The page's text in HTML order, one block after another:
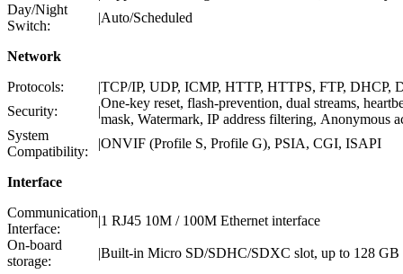
Day/Night
Switch:
|Auto/Scheduled
Network
Protocols:
|TCP/IP, UDP, ICMP, HTTP, HTTPS, FTP, DHCP,
Security:
|
One-key reset, flash-prevention, dual streams,
mask, Watermark, IP address filtering, Anonymous
System
Compatibility:
|ONVIF (Profile S, Profile G), PSIA, CGI, ISAPI
Interface
Communication
Interface:
|1 RJ45 10M / 100M Ethernet interface
On-board
storage:
|Built-in Micro SD/SDHC/SDXC slot, up to 128 GB